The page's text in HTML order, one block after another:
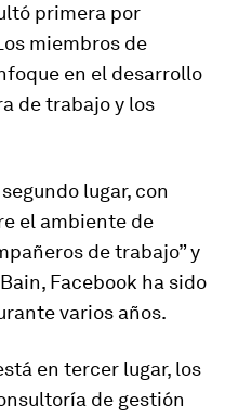
primera por
miembros de
en el desarrollo
de trabajo y los
lugar, con
el ambiente de
de trabajo” y
Facebook ha sido
varios años.
en tercer lugar, los
de gestión